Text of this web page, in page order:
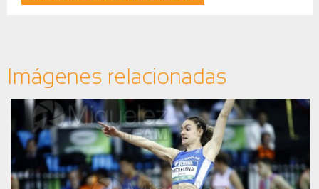
Imágenes relacionadas